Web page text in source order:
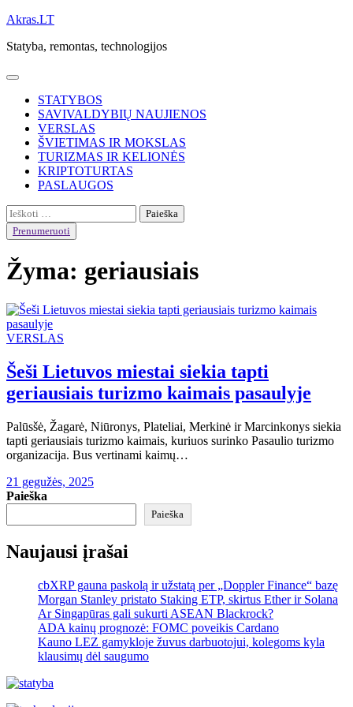
Skip
content
Akras.LT
Statyba, remontas, technologijos
STATYBOS
SAVIVALDYBIŲ NAUJIENOS
VERSLAS
ŠVIETIMAS IR MOKSLAS
TURIZMAS IR KELIONĖS
KRIPTOTURTAS
PASLAUGOS
Ieškoti:
Prenumeruoti
Žyma: geriausiais
VERSLAS
Šeši Lietuvos miestai siekia tapti
geriausiais turizmo kaimais pasaulyje
Palūsšė, Žagarė, Niūronys, Plateliai, Merkinė ir Marcinkonys siekia
tapti geriausiais turizmo kaimais, kuriuos surinko Pasaulio turizmo
organizacija. Bus vertinami kaimų…
21 gegužės, 2025
Paieška
Paieška
Naujausi įrašai
cbXRP gauna paskolą ir užstatą per „Doppler Finance“ bazę
Morgan Stanley pristato Staking ETP, skirtus Ether ir Solana
Ar Singapūras gali sukurti ASEAN Blackrock?
ADA kainų prognozė: FOMC poveikis Cardano
Kauno LEZ gamykloje žuvus darbuotojui, kolegoms kyla
klausimų dėl saugumo